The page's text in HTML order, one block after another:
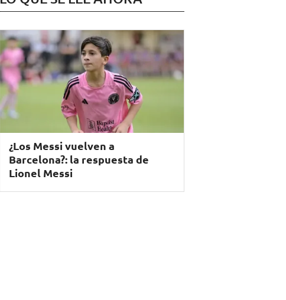
¿Los Messi vuelven a
Barcelona?: la respuesta de
Lionel Messi